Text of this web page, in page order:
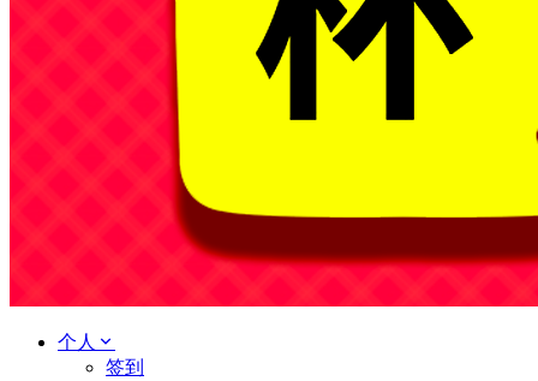
个人
签到